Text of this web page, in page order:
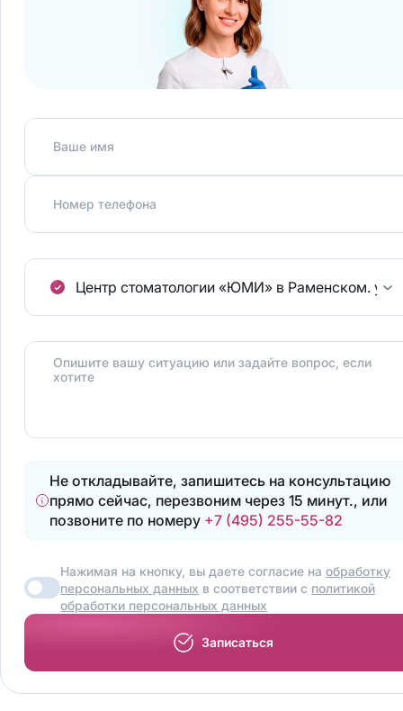
Ваше имя
Номер телефона
Центр стоматологии «ЮМИ» в Раменском. ул.
Опишите вашу ситуацию или задайте вопрос, если
хотите
Не откладывайте, запишитесь на консультацию
прямо сейчас, перезвоним через 15 минут., или
позвоните по номеру +7 (495) 255-55-82
Нажимая на кнопку, вы даете согласие наобработку
персональных данных в соответствии с политикой
обработки персональных данных
Записаться